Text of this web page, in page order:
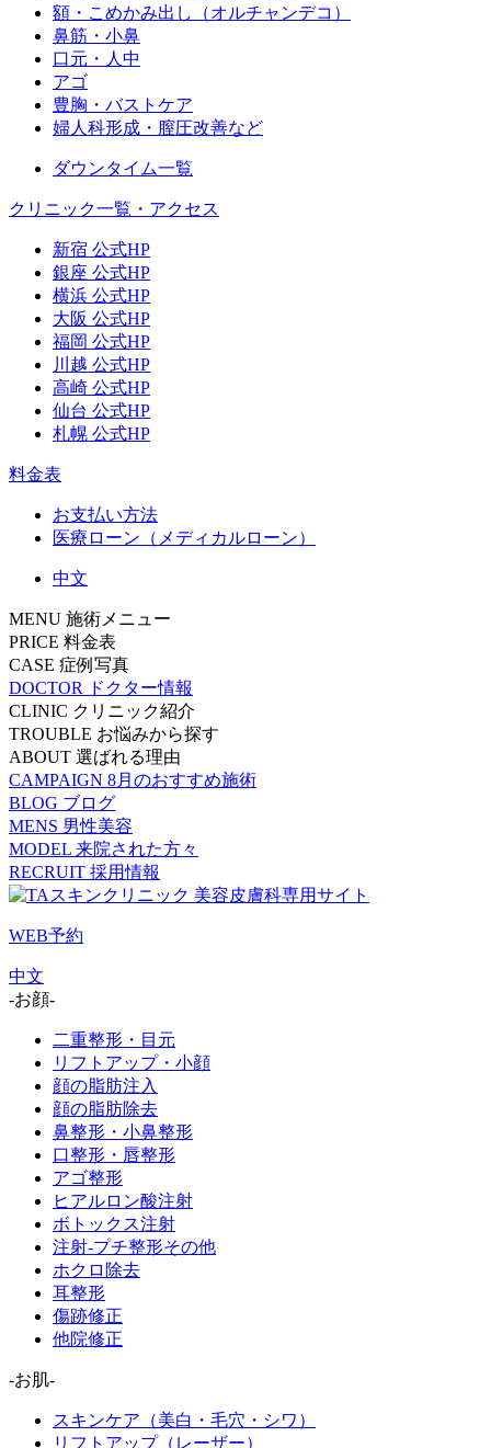
額・こめかみ出し（オルチャンデコ）
鼻筋・小鼻
口元・人中
アゴ
豊胸・バストケア
婦人科形成・膣圧改善など
ダウンタイム一覧
クリニック一覧・アクセス
新宿 公式HP
銀座 公式HP
横浜 公式HP
大阪 公式HP
福岡 公式HP
川越 公式HP
高崎 公式HP
仙台 公式HP
札幌 公式HP
料金表
お支払い方法
医療ローン（メディカルローン）
中文
MENU 施術メニュー
PRICE 料金表
CASE 症例写真
DOCTOR
ドクター情報
CLINIC クリニック紹介
TROUBLE お悩みから探す
ABOUT 選ばれる理由
CAMPAIGN 8月のおすすめ施術
BLOG ブログ
MENS 男性美容
MODEL 来院された方々
RECRUIT 採用情報
WEB予約
中文
-お顔-
二重整形・目元
リフトアップ・小顔
顔の脂肪注入
顔の脂肪除去
鼻整形・小鼻整形
口整形・唇整形
アゴ整形
ヒアルロン酸注射
ボトックス注射
注射-プチ整形その他
ホクロ除去
耳整形
傷跡修正
他院修正
-お肌-
スキンケア（美白・毛穴・シワ）
リフトアップ（レーザー）